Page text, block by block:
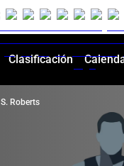
Clasificación
S. Roberts